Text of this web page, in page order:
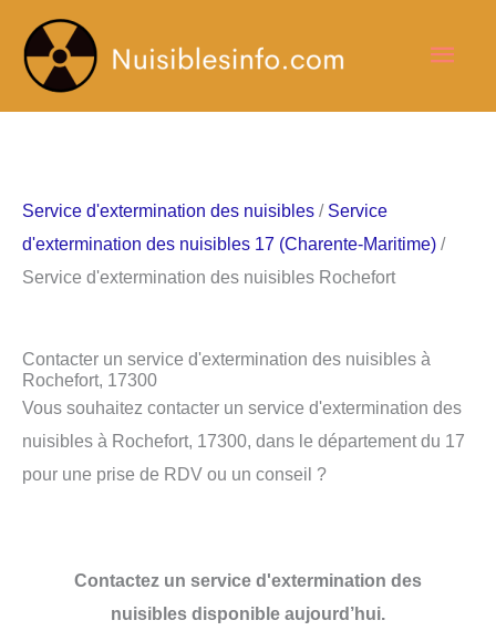
contenu
Service d'extermination des nuisibles / Service
d'extermination des nuisibles 17 (Charente-Maritime) /
Service d'extermination des nuisibles Rochefort
Contacter un service d'extermination des nuisibles à
Rochefort, 17300
Vous souhaitez contacter un service d'extermination des
nuisibles à Rochefort, 17300, dans le département du 17
pour une prise de RDV ou un conseil ?
Contactez un service d'extermination des
nuisibles disponible aujourd’hui.